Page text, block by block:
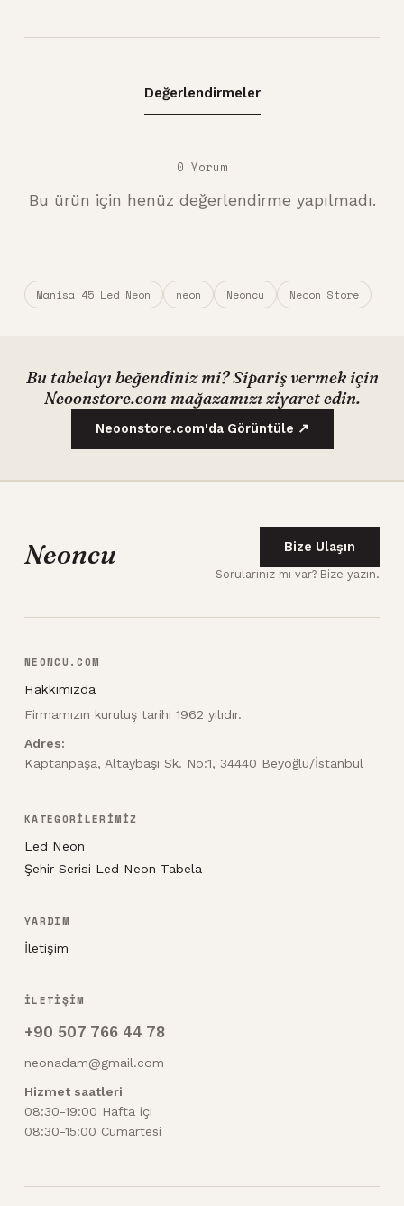
Değerlendirmeler
0 Yorum
Bu ürün için henüz değerlendirme yapılmadı.
Manisa 45 Led Neon neon Neoncu Neoon Store
Bu tabelayı beğendiniz mi? Sipariş vermek için
Neoonstore.com mağazamızı ziyaret edin.
Neoonstore.com'da Görüntüle ↗
Neoncu Bize Ulaşın
Sorularınız mı var? Bize yazın.
NEONCU.COM
Hakkımızda
Firmamızın kuruluş tarihi 1962 yılıdır.
Adres:
Kaptanpaşa, Altaybaşı Sk. No:1, 34440 Beyoğlu/İstanbul
KATEGORİLERİMİZ
Led Neon
Şehir Serisi Led Neon Tabela
YARDIM
İletişim
İLETİŞİM
+90 507 766 44 78
neonadam@gmail.com
Hizmet saatleri
08:30-19:00 Hafta içi
08:30-15:00 Cumartesi